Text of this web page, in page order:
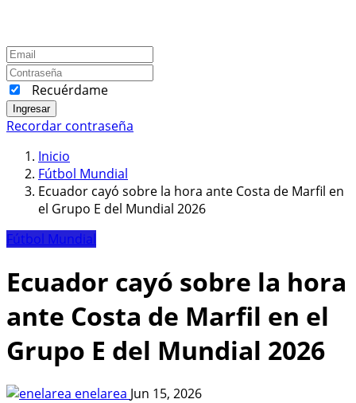
Recuérdame
Ingresar
Recordar contraseña
Inicio
Fútbol Mundial
Ecuador cayó sobre la hora ante Costa de Marfil en
el Grupo E del Mundial 2026
Fútbol Mundial
Ecuador cayó sobre la hora
ante Costa de Marfil en el
Grupo E del Mundial 2026
enelarea Jun 15, 2026